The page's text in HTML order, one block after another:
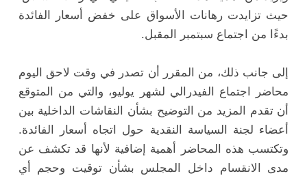
حيث تزايدت رهانات الأسواق على خفض أسعار الفائدة
بدءًا من اجتماع سبتمبر المقبل.
إلى جانب ذلك، من المقرر أن تصدر في وقت لاحق اليوم
محاضر اجتماع الفيدرالي لشهر يوليو، والتي من المتوقع
أن تقدم المزيد من التوضيح بشأن النقاشات الداخلية بين
أعضاء لجنة السياسة النقدية حول اتجاه أسعار الفائدة.
وتكتسب هذه المحاضر أهمية إضافية لأنها قد تكشف عن
مدى الانقسام داخل المجلس بشأن توقيت وحجم أي